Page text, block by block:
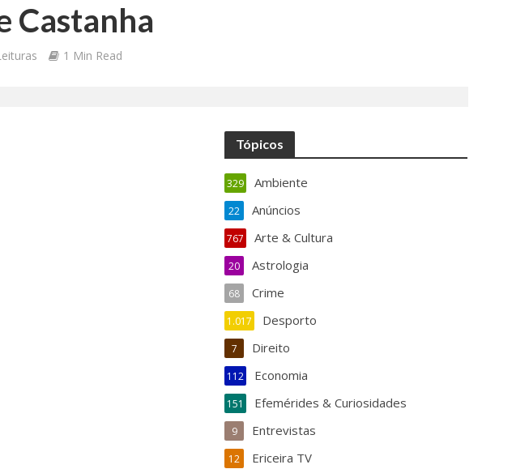
Castanha
1 Min Read
Tópicos
Ambiente
329
Anúncios
22
Arte & Cultura
767
Astrologia
20
Crime
68
Desporto
1.017
Direito
7
Economia
112
Efemérides & Curiosidades
151
Entrevistas
9
Ericeira TV
12